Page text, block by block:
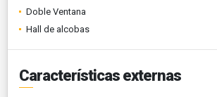
Doble Ventana
Hall de alcobas
Características externas